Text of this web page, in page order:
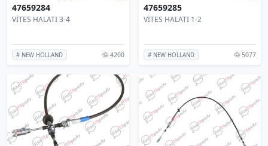
47659284
VİTES HALATI 3-4
# NEW HOLLAND 4200
47659285
VİTES HALATI 1-2
# NEW HOLLAND 5077